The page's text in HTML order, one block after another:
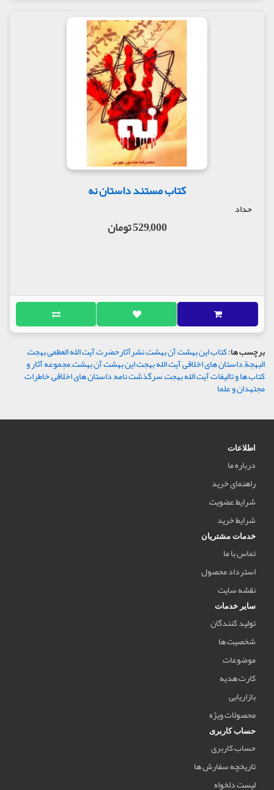
کتاب مستند داستان نه
حداد
529,000 تومان
برچسب ها:کتاب این بهشت آن بهشت,نشرآثارحضرت آیت الله العظمی بهجت,
البهجة,داستان های اخلاقی آیت الله بهجت این بهشت آن بهشت,مجموعه آثار و
کتاب ها و تالیفات آیت الله بهجت,سرگذشت نامه,داستان های اخلاقی,خاطرات
مجتهدان و علما
اطلاعات
درباره ما
راهنمای خرید
شرایط عضویت
شرایط خرید
خدمات مشتریان
تماس با ما
استرداد محصول
نقشه سایت
سایر خدمات
تولید کنندگان
شخصیت ها
موضوعات
کارت هدیه
بازاریابی
محصولات ویژه
حساب کاربری
حساب کاربری
تاریخچه سفارش ها
لیست دلخواه